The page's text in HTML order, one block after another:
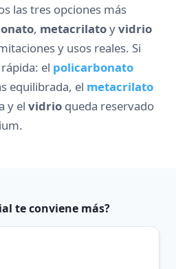
las tres opciones más
, metacrilatoyvidrio
y usos reales. Si
el policarbonato
equilibrada, el metacrilato
y el vidrio queda reservado
te conviene más?